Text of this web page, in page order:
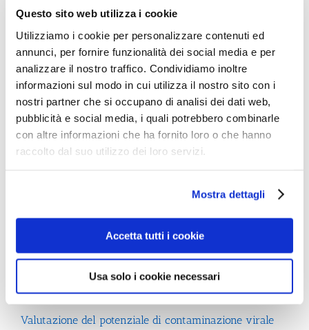
Questo sito web utilizza i cookie
Utilizziamo i cookie per personalizzare contenuti ed
annunci, per fornire funzionalità dei social media e per
analizzare il nostro traffico. Condividiamo inoltre
informazioni sul modo in cui utilizza il nostro sito con i
nostri partner che si occupano di analisi dei dati web,
pubblicità e social media, i quali potrebbero combinarle
con altre informazioni che ha fornito loro o che hanno
raccolto dal suo utilizzo dei loro servizi.
Mostra dettagli
Accetta tutti i cookie
Usa solo i cookie necessari
asciugamani monouso riduce la probabilità di
Cerca
Messaggi recenti
Risultati Concorso Fumetti 2023
Valutazione del potenziale di contaminazione virale